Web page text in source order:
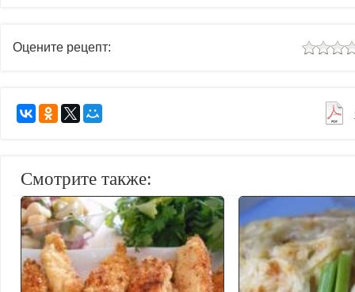
Оцените рецепт:
Смотрите также: